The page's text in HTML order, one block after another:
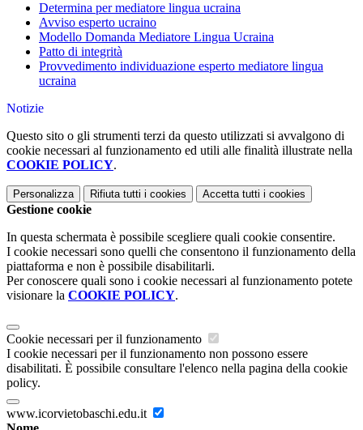
Determina per mediatore lingua ucraina
Avviso esperto ucraino
Modello Domanda Mediatore Lingua Ucraina
Patto di integrità
Provvedimento individuazione esperto mediatore lingua
ucraina
Notizie
Questo sito o gli strumenti terzi da questo utilizzati si avvalgono di
cookie necessari al funzionamento ed utili alle finalità illustrate nella
COOKIE POLICY.
Personalizza Rifiuta tutti i cookies Accetta tutti i cookies
Gestione cookie
In questa schermata è possibile scegliere quali cookie consentire.
I cookie necessari sono quelli che consentono il funzionamento della
piattaforma e non è possibile disabilitarli.
Per conoscere quali sono i cookie necessari al funzionamento potete
visionare la COOKIE POLICY.
Cookie necessari per il funzionamento
I cookie necessari per il funzionamento non possono essere
disabilitati. È possibile consultare l'elenco nella pagina della cookie
policy.
www.icorvietobaschi.edu.it